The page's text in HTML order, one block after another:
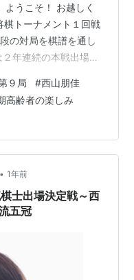
うこそ！ お越しく
棋トーナメント１回戦
の対局を棋譜を通し
年連続の本戦出場
説の阿久津主税八段
対抗形になりまし
06-01 10:30棋 戦
９局先 手 西山朋佳女
手場 所 NHK放送セ…
９局 #西山朋佳
高齢者の楽しみ
• 1年前
士出場決定戦～西
五冠